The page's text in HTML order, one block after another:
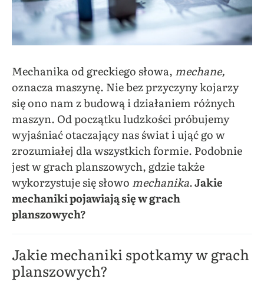
Mechanika od greckiego słowa, mechane,
oznacza maszynę. Nie bez przyczyny kojarzy
się ono nam z budową i działaniem różnych
maszyn. Od początku ludzkości próbujemy
wyjaśniać otaczający nas świat i ująć go w
zrozumiałej dla wszystkich formie. Podobnie
jest w grach planszowych, gdzie także
wykorzystuje się słowo mechanika.Jakie
mechaniki pojawiają się w grach
planszowych?
Jakie mechaniki spotkamy w grach
planszowych?